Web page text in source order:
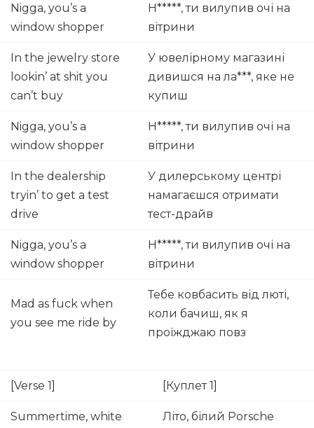
Nigga, you’s a
window shopper
Н*****, ти вилупив очі на
вітрини
In the jewelry store
lookin’ at shit you
can’t buy
У ювелірному магазині
дивишся на ла***, яке не
купиш
Nigga, you’s a
window shopper
Н*****, ти вилупив очі на
вітрини
In the dealership
tryin’ to get a test
drive
У дилерському центрі
намагаєшся отримати
тест-драйв
Nigga, you’s a
window shopper
Н*****, ти вилупив очі на
вітрини
Mad as fuck when
you see me ride by
Тебе ковбасить від люті,
коли бачиш, як я
проїжджаю повз
[Verse 1] [Куплет 1]
Summertime, white
Літо, білий Porsche